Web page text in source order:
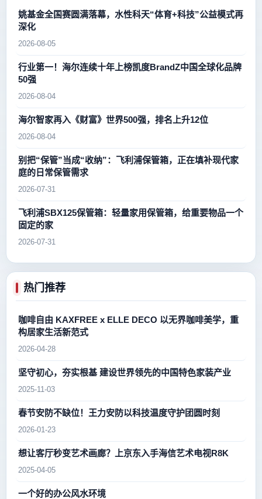
姚基金全国赛圆满落幕，水性科天“体育+科技”公益模式再
深化
2026-08-05
行业第一！海尔连续十年上榜凯度BrandZ中国全球化品牌
50强
2026-08-04
海尔智家再入《财富》世界500强，排名上升12位
2026-08-04
别把“保管”当成“收纳”：飞利浦保管箱，正在填补现代家
庭的日常保管需求
2026-07-31
飞利浦SBX125保管箱：轻量家用保管箱，给重要物品一个
固定的家
2026-07-31
热门推荐
咖啡自由 KAXFREE x ELLE DECO 以无界咖啡美学，重
构居家生活新范式
2026-04-28
坚守初心，夯实根基 建设世界领先的中国特色家装产业
2025-11-03
春节安防不缺位！王力安防以科技温度守护团圆时刻
2026-01-23
想让客厅秒变艺术画廊？上京东入手海信艺术电视R8K
2025-04-05
一个好的办公风水环境